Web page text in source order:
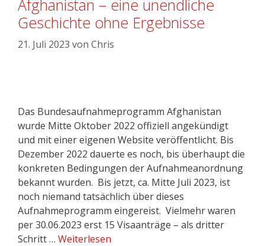
Afghanistan – eine unendliche
Geschichte ohne Ergebnisse
21. Juli 2023 von Chris
Das Bundesaufnahmeprogramm Afghanistan
wurde Mitte Oktober 2022 offiziell angekündigt
und mit einer eigenen Website veröffentlicht. Bis
Dezember 2022 dauerte es noch, bis überhaupt die
konkreten Bedingungen der Aufnahmeanordnung
bekannt wurden. Bis jetzt, ca. Mitte Juli 2023, ist
noch niemand tatsächlich über dieses
Aufnahmeprogramm eingereist. Vielmehr waren
per 30.06.2023 erst 15 Visaanträge – als dritter
Schritt … Weiterlesen